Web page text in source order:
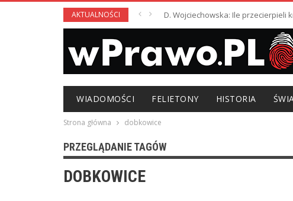
AKTUALNOŚCI D. Wojciechowska: Ile przecierpieli
WIADOMOŚCI FELIETONY HISTORIA
Strona główna dobkowice
PRZEGLĄDANIE TAGÓW
DOBKOWICE